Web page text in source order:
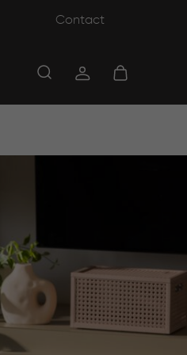
Contact